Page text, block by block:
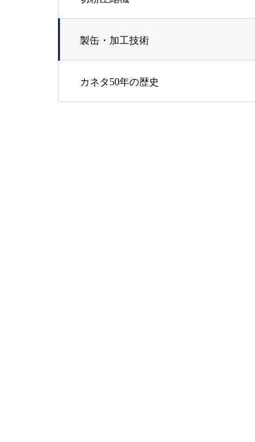
製缶・加工技術
カネタ50年の歴史